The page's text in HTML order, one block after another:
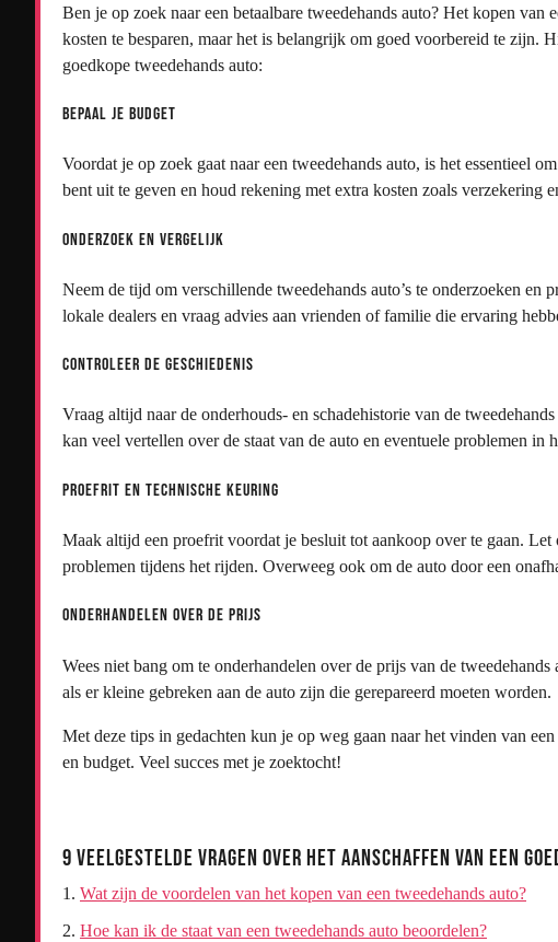
Ben je op zoek naar een betaalbare tweedehands auto? Het kopen van
kosten te besparen, maar het is belangrijk om goed voorbereid te zijn.
goedkope tweedehands auto:
Bepaal je Budget
Voordat je op zoek gaat naar een tweedehands auto, is het essentieel
bent uit te geven en houd rekening met extra kosten zoals verzekering
Onderzoek en Vergelijk
Neem de tijd om verschillende tweedehands auto’s te onderzoeken
lokale dealers en vraag advies aan vrienden of familie die ervaring
Controleer de Geschiedenis
Vraag altijd naar de onderhouds- en schadehistorie van de
kan veel vertellen over de staat van de auto en eventuele problemen in
Proefrit en Technische Keuring
Maak altijd een proefrit voordat je besluit tot aankoop over te gaan.
problemen tijdens het rijden. Overweeg ook om de auto door een
Onderhandelen Over de Prijs
Wees niet bang om te onderhandelen over de prijs van de
als er kleine gebreken aan de auto zijn die gerepareerd moeten worden.
Met deze tips in gedachten kun je op weg gaan naar het vinden van
en budget. Veel succes met je zoektocht!
9 Veelgestelde Vragen Over Het Aanschaffen van een
Wat zijn de voordelen van het kopen van een tweedehands auto?
Hoe kan ik de staat van een tweedehands auto beoordelen?